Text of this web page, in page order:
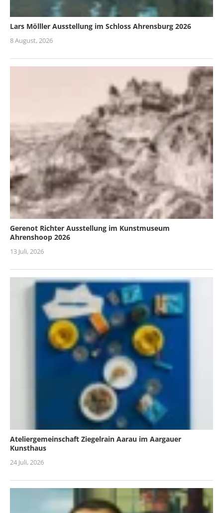
Lars Mölller Ausstellung im Schloss Ahrensburg 2026
8 August, 2026
Gerenot Richter Ausstellung im Kunstmuseum
Ahrenshoop 2026
13 Juli, 2026
Ateliergemeinschaft Ziegelrain Aarau im Aargauer
Kunsthaus
24 Juli, 2026